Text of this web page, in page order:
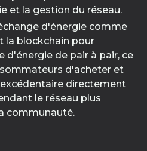
et la gestion du réseau.
d'énergie comme
la blockchain pour
d'énergie de pair à pair, ce
d'acheter et
directement
le réseau plus
communauté.